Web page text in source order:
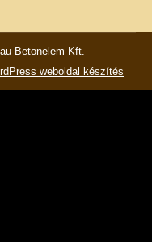
Betonelem Kft.
weboldal készítés